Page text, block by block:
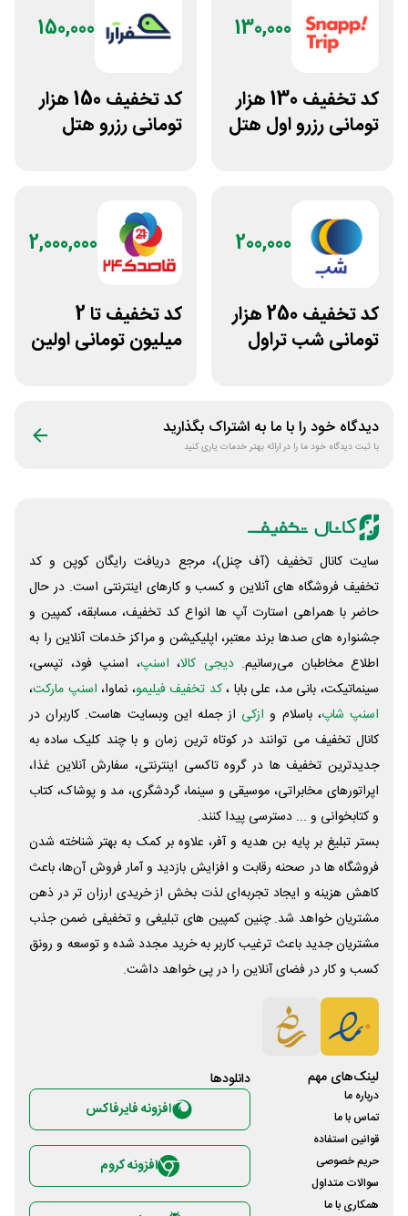
130,000
کد تخفیف 130 هزار
تومانی رزرو اول هتل
150,000
کد تخفیف 150 هزار
تومانی رزرو هتل
200,000
کد تخفیف 250 هزار
تومانی شب تراول
2,000,000
کد تخفیف تا 2
میلیون تومانی اولین
دیدگاه خود را با ما به اشتراک بگذارید
با ثبت دیدگاه خود ما را در ارائه بهتر خدمات یاری کنید
سایت کانال تخفیف (آف چنل)، مرجع دریافت رایگان کوپن و کد
تخفیف فروشگاه های آنلاین و کسب و‌ کارهای اینترنتی است. در حال
حاضر با همراهی استارت آپ ها انواع کد تخفیف، مسابقه، کمپین و
جشنواره های صدها برند معتبر، اپلیکیشن و مراکز خدمات آنلاین را به
اطلاع مخاطبان می‌رسانیم. دیجی کالا، اسنپ، اسنپ فود، تپسی،
سینماتیکت، بانی مد، علی‌ بابا ،کد تخفیف فیلیمو، نماوا، اسنپ مارکت،
اسنپ شاپ، باسلام و ازکی از جمله این وبسایت ‌هاست. کاربران در
کانال تخفیف می توانند در کوتاه ترین زمان و با چند کلیک ساده به
جدیدترین تخفیف ها در گروه تاکسی اینترنتی، سفارش آنلاین غذا،
اپراتورهای مخابراتی، موسیقی و سینما، گردشگری، مد و پوشاک، کتاب
و کتابخوانی و ... دسترسی پیدا کنند.
بستر تبلیغ بر پایه بن هدیه و آفر، علاوه بر کمک به بهتر شناخته شدن
فروشگاه ها در صحنه رقابت و افزایش بازدید و آمار فروش آن‌ها، باعث
کاهش هزینه و ایجاد تجربه‌ای لذت بخش از خریدی ارزان تر در ذهن
مشتریان خواهد شد. چنین کمپین های تبلیغی و تخفیفی ضمن جذب
مشتریان جدید باعث ترغیب کاربر به خرید مجدد شده و توسعه و رونق
کسب و کار در فضای آنلاین را در پی خواهد داشت.
لینک‌های مهم
درباره ما
تماس با ما
قوانین استفاده
حریم خصوصی
سوالات متداول
همکاری با ما
دانلود‌ها
افزونه فایرفاکس
افزونه کروم